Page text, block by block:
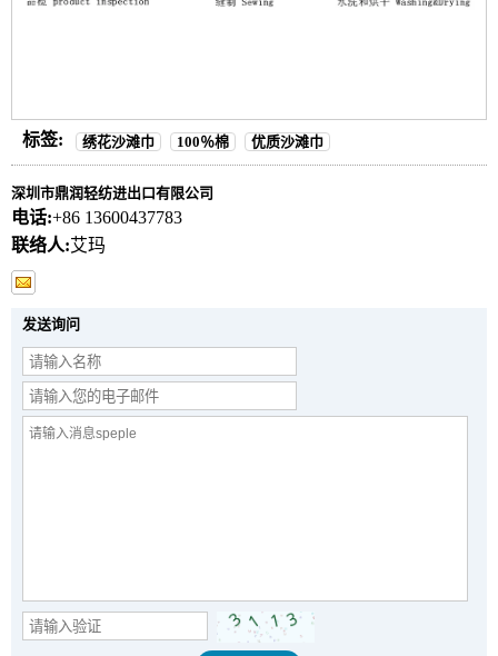
标签: 绣花沙滩巾 100％棉 优质沙滩巾
深圳市鼎润轻纺进出口有限公司
电话:+86 13600437783
联络人:艾玛
发送询问